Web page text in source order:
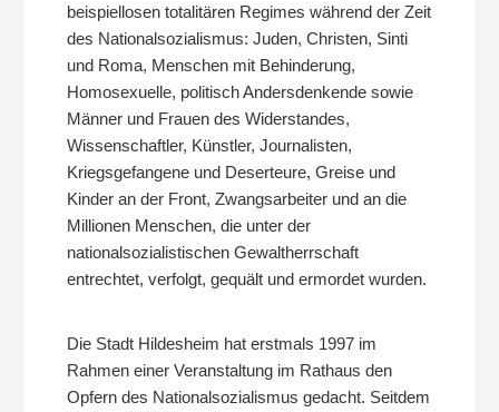
beispiellosen totalitären Regimes während der Zeit
des Nationalsozialismus: Juden, Christen, Sinti
und Roma, Menschen mit Behinderung,
Homosexuelle, politisch Andersdenkende sowie
Männer und Frauen des Widerstandes,
Wissenschaftler, Künstler, Journalisten,
Kriegsgefangene und Deserteure, Greise und
Kinder an der Front, Zwangsarbeiter und an die
Millionen Menschen, die unter der
nationalsozialistischen Gewaltherrschaft
entrechtet, verfolgt, gequält und ermordet wurden.
Die Stadt Hildesheim hat erstmals 1997 im
Rahmen einer Veranstaltung im Rathaus den
Opfern des Nationalsozialismus gedacht. Seitdem